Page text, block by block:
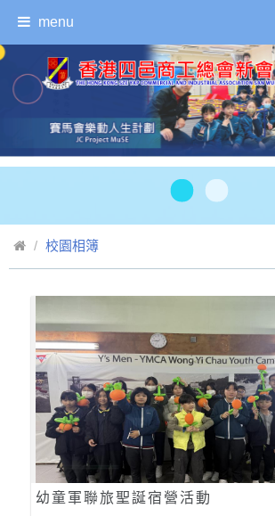
menu
校園相簿
幼童軍聯旅聖誕宿營活動